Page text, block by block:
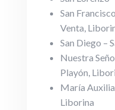
San
Venta,
San Diego –
Nuestra
Playón,
María
Liborina